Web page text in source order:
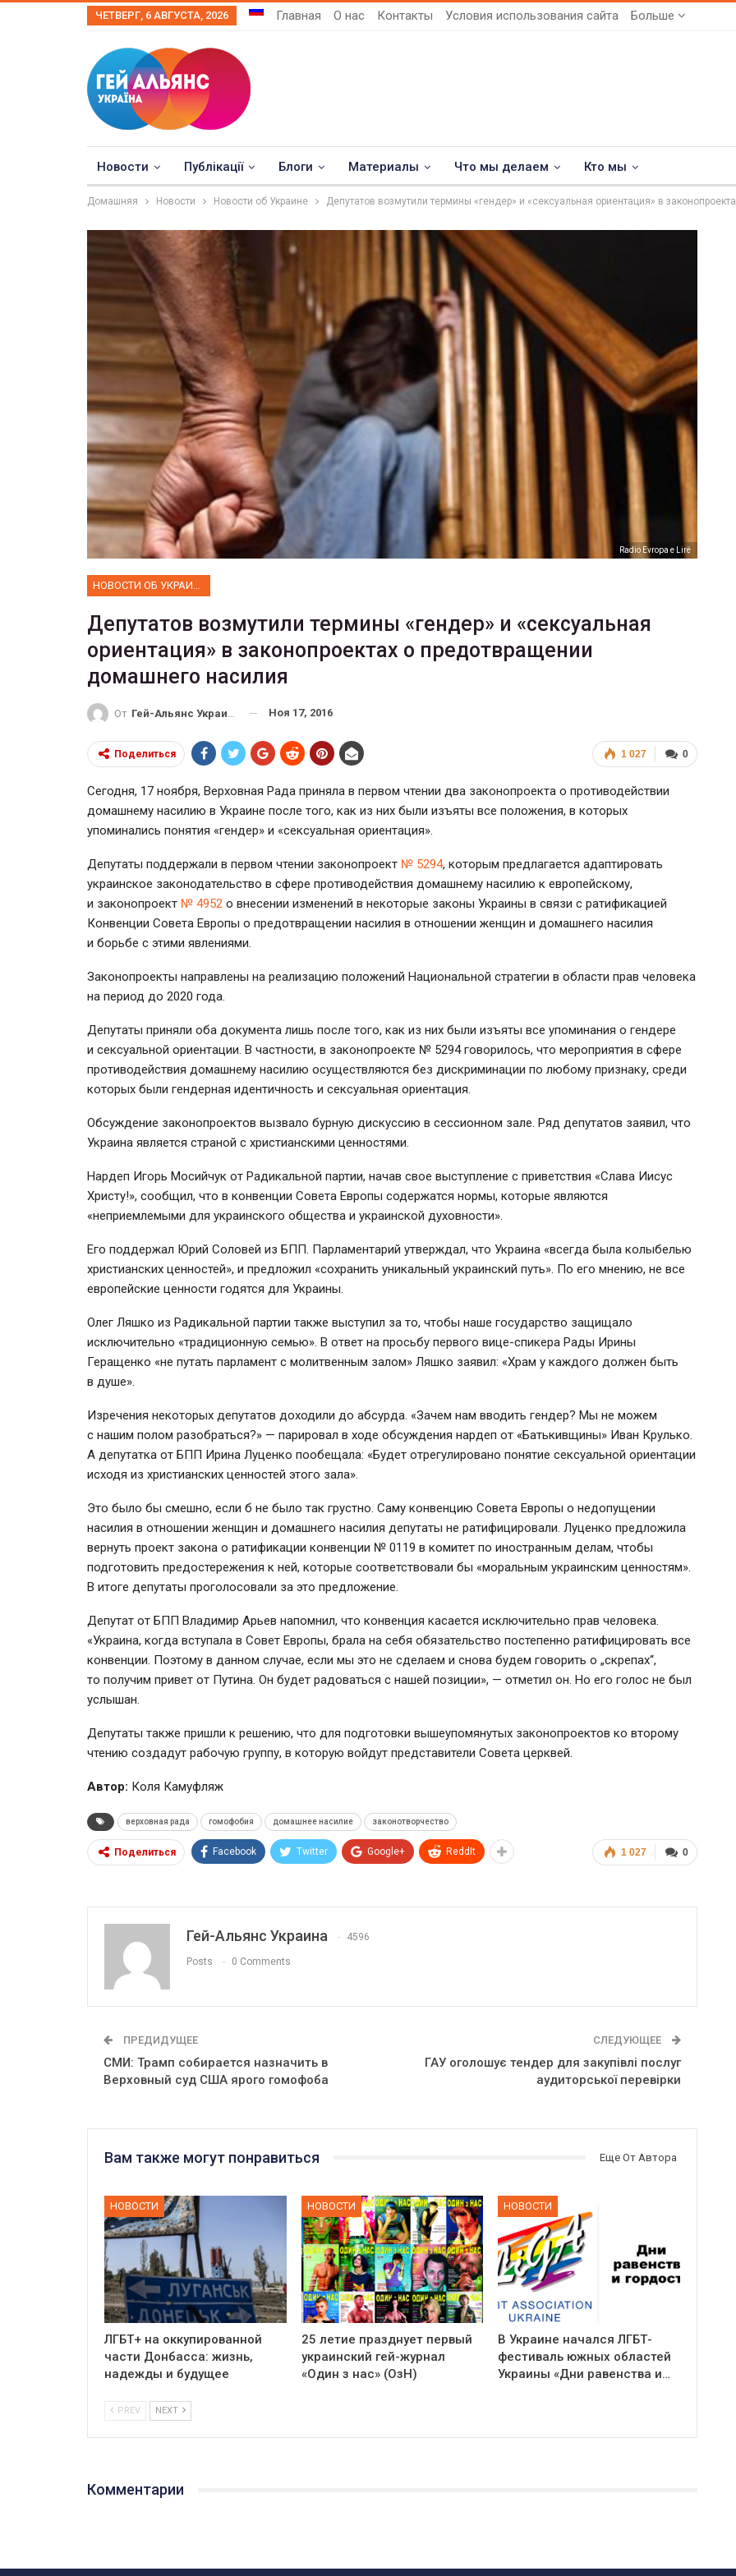
ЧЕТВЕРГ, 6 АВГУСТА, 2026 Главная О нас Контакты Условия использования сайта Больше
Новости Публікації Блоги Материалы Что мы делаем Кто мы
Домашняя Новости Новости об Украине Депутатов возмутили термины «гендер» и «сексуальная ориентация» в
Radio Evropa e Lirë
НОВОСТИ ОБ УКРАИНЕ
Депутатов возмутили термины «гендер» и «сексуальная
ориентация» в законопроектах о предотвращении
домашнего насилия
От Гей-Альянс Украина Ноя 17, 2016
0
1 027
Поделиться
Сегодня, 17 ноября, Верховная Рада приняла в первом чтении два законопроекта о противодействии
домашнему насилию в Украине после того, как из них были изъяты все положения, в которых
упоминались понятия «гендер» и «сексуальная ориентация».
Депутаты поддержали в первом чтении законопроект № 5294, которым предлагается адаптировать
украинское законодательство в сфере противодействия домашнему насилию к европейскому,
и законопроект № 4952 о внесении изменений в некоторые законы Украины в связи с ратификацией
Конвенции Совета Европы о предотвращении насилия в отношении женщин и домашнего насилия
и борьбе с этими явлениями.
Законопроекты направлены на реализацию положений Национальной стратегии в области прав человека
на период до 2020 года.
Депутаты приняли оба документа лишь после того, как из них были изъяты все упоминания о гендере
и сексуальной ориентации. В частности, в законопроекте № 5294 говорилось, что мероприятия в сфере
противодействия домашнему насилию осуществляются без дискриминации по любому признаку, среди
которых были гендерная идентичность и сексуальная ориентация.
Обсуждение законопроектов вызвало бурную дискуссию в сессионном зале. Ряд депутатов заявил, что
Украина является страной с христианскими ценностями.
Нардеп Игорь Мосийчук от Радикальной партии, начав свое выступление с приветствия «Слава Иисус
Христу!», сообщил, что в конвенции Совета Европы содержатся нормы, которые являются
«неприемлемыми для украинского общества и украинской духовности».
Его поддержал Юрий Соловей из БПП. Парламентарий утверждал, что Украина «всегда была колыбелью
христианских ценностей», и предложил «сохранить уникальный украинский путь». По его мнению, не все
европейские ценности годятся для Украины.
Олег Ляшко из Радикальной партии также выступил за то, чтобы наше государство защищало
исключительно «традиционную семью». В ответ на просьбу первого вице-спикера Рады Ирины
Геращенко «не путать парламент с молитвенным залом» Ляшко заявил: «Храм у каждого должен быть
в душе».
Изречения некоторых депутатов доходили до абсурда. «Зачем нам вводить гендер? Мы не можем
с нашим полом разобраться?» — парировал в ходе обсуждения нардеп от «Батькивщины» Иван Крулько.
А депутатка от БПП Ирина Луценко пообещала: «Будет отрегулировано понятие сексуальной ориентации
исходя из христианских ценностей этого зала».
Это было бы смешно, если б не было так грустно. Саму конвенцию Совета Европы о недопущении
насилия в отношении женщин и домашнего насилия депутаты не ратифицировали. Луценко предложила
вернуть проект закона о ратификации конвенции № 0119 в комитет по иностранным делам, чтобы
подготовить предостережения к ней, которые соответствовали бы «моральным украинским ценностям».
В итоге депутаты проголосовали за это предложение.
Депутат от БПП Владимир Арьев напомнил, что конвенция касается исключительно прав человека.
«Украина, когда вступала в Совет Европы, брала на себя обязательство постепенно ратифицировать все
конвенции. Поэтому в данном случае, если мы это не сделаем и снова будем говорить о „скрепах“,
то получим привет от Путина. Он будет радоваться с нашей позиции», — отметил он. Но его голос не был
услышан.
Депутаты также пришли к решению, что для подготовки вышеупомянутых законопроектов ко второму
чтению создадут рабочую группу, в которую войдут представители Совета церквей.
Автор: Коля Камуфляж
верховная рада гомофобия домашнее насилие законотворчество
0
1 027
Поделиться Facebook Twitter Google+ ReddIt
Гей-Альянс Украина 4596
Posts 0 Comments
ПРЕДИДУЩЕЕ
СМИ: Трамп собирается назначить в
Верховный суд США ярого гомофоба
СЛЕДУЮЩЕЕ
ГАУ оголошує тендер для закупівлі послуг
аудиторської перевірки
Вам также могут понравиться Еще От Автора
НОВОСТИ
ЛГБТ+ на оккупированной
части Донбасса: жизнь,
надежды и будущее
НОВОСТИ
25 летие празднует первый
украинский гей-журнал
«Один з нас» (ОзН)
НОВОСТИ
В Украине начался ЛГБТ-
фестиваль южных областей
Украины «Дни равенства и…
PREV NEXT
Комментарии
ФОТО
Военнослужащие-трансгендеры
ГЕЙ-АЛЬЯНС УКРАИНА Июл 27, 2017
ФОТО
В Берлине отпраздновали
легализацию гей-браков